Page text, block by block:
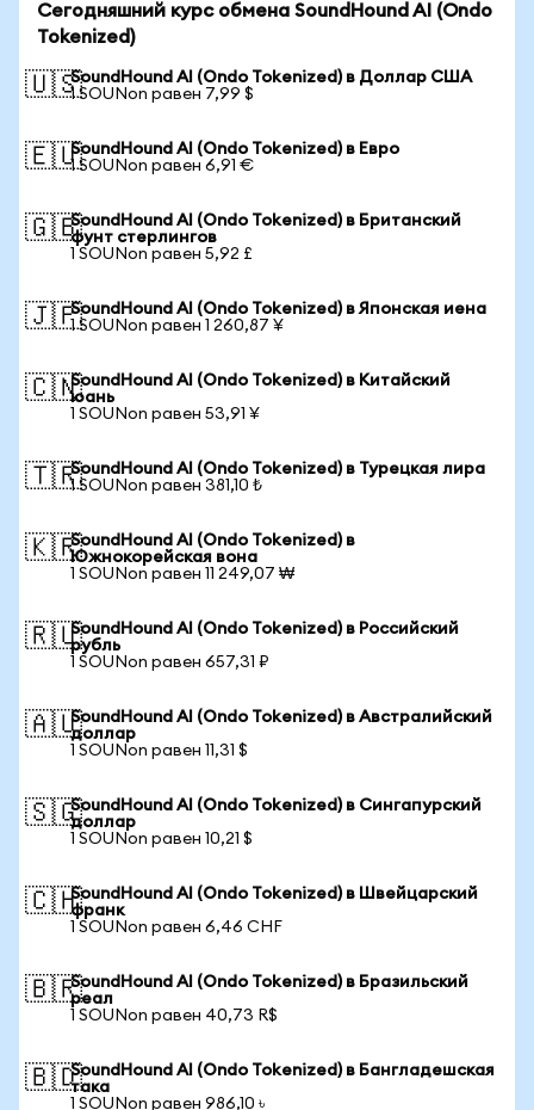
Сегодняшний курс обмена SoundHound AI (Ondo
Tokenized)
🇺🇸SoundHound AI (Ondo Tokenized) в Доллар США
1 SOUNon равен 7,99 $
🇪🇺SoundHound AI (Ondo Tokenized) в Евро
1 SOUNon равен 6,91 €
🇬🇧SoundHound AI (Ondo Tokenized) в Британский
фунт стерлингов
1 SOUNon равен 5,92 £
🇯🇵SoundHound AI (Ondo Tokenized) в Японская иена
1 SOUNon равен 1 260,87 ¥
🇨🇳SoundHound AI (Ondo Tokenized) в Китайский
юань
1 SOUNon равен 53,91 ¥
🇹🇷SoundHound AI (Ondo Tokenized) в Турецкая лира
1 SOUNon равен 381,10 ₺
🇰🇷SoundHound AI (Ondo Tokenized) в
Южнокорейская вона
1 SOUNon равен 11 249,07 ₩
🇷🇺SoundHound AI (Ondo Tokenized) в Российский
рубль
1 SOUNon равен 657,31 ₽
🇦🇺SoundHound AI (Ondo Tokenized) в Австралийский
доллар
1 SOUNon равен 11,31 $
🇸🇬SoundHound AI (Ondo Tokenized) в Сингапурский
доллар
1 SOUNon равен 10,21 $
🇨🇭SoundHound AI (Ondo Tokenized) в Швейцарский
франк
1 SOUNon равен 6,46 CHF
🇧🇷SoundHound AI (Ondo Tokenized) в Бразильский
реал
1 SOUNon равен 40,73 R$
🇧🇩SoundHound AI (Ondo Tokenized) в Бангладешская
така
1 SOUNon равен 986,10 ৳